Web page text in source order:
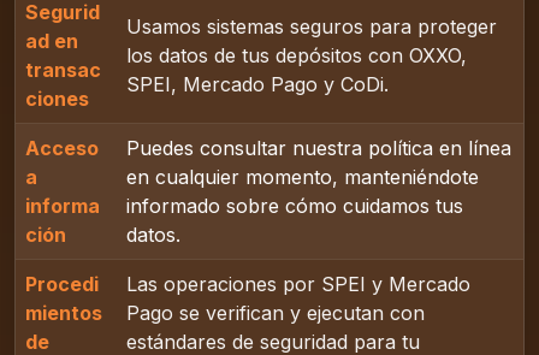
Segurid
ad en
transac
ciones
Usamos sistemas seguros para proteger
los datos de tus depósitos con OXXO,
SPEI, Mercado Pago y CoDi.
Acceso
a
informa
ción
Puedes consultar nuestra política en línea
en cualquier momento, manteniéndote
informado sobre cómo cuidamos tus
datos.
Procedi
mientos
de
Las operaciones por SPEI y Mercado
Pago se verifican y ejecutan con
estándares de seguridad para tu